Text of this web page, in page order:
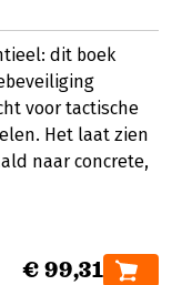
dit boek
voor tactische
Het laat zien
naar concrete,
€ 99,31